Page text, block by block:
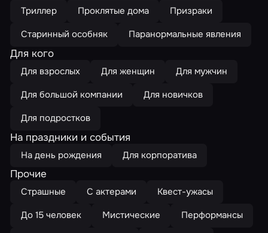
Триллер Проклятые дома
Призраки
Старинный особняк
Паранормальные явления
Для кого
Для взрослых Для женщин
Для мужчин
Для большой компании
Для новичков
Для подростков
На праздники и события
На день рождения Для корпоратива
Прочие
Страшные С актерами
Квест-ужасы
До 15 человек
Мистические
Перформансы